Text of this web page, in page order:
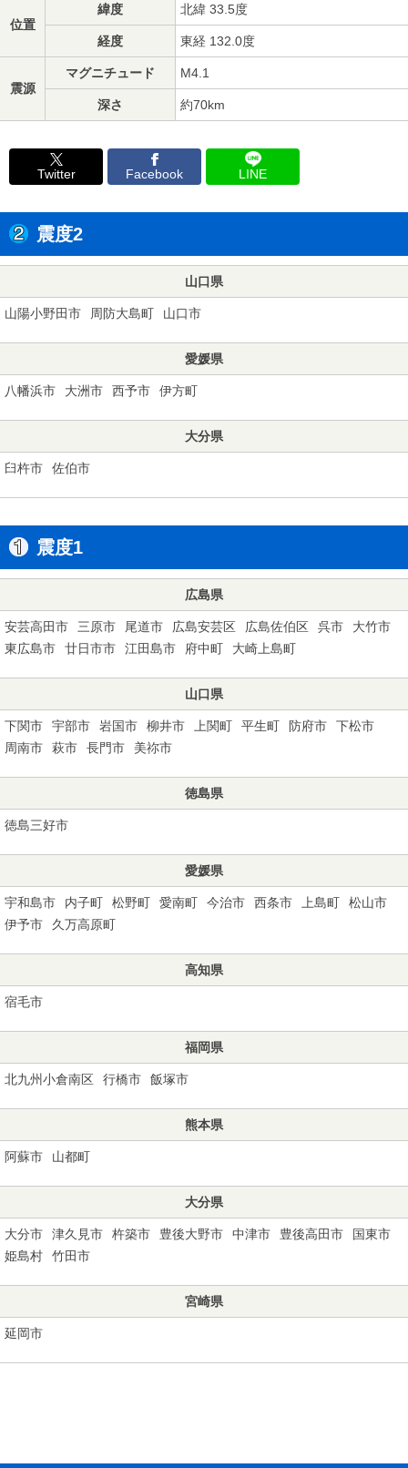
位置
緯度 北緯 33.5度
経度 東経 132.0度
震源
マグニチュード M4.1
深さ 約70km
Twitter Facebook LINE
震度2
山口県
山陽小野田市 周防大島町 山口市
愛媛県
八幡浜市 大洲市 西予市 伊方町
大分県
臼杵市 佐伯市
震度1
広島県
安芸高田市 三原市 尾道市 広島安芸区 広島佐伯区 呉市
大竹市
東広島市
廿日市市 江田島市 府中町 大崎上島町
山口県
下関市 宇部市 岩国市 柳井市 上関町 平生町 防府市
下松市
周南市
萩市 長門市 美祢市
徳島県
徳島三好市
愛媛県
宇和島市 内子町 松野町 愛南町 今治市 西条市 上島町
松山市
伊予市
久万高原町
高知県
宿毛市
福岡県
北九州小倉南区 行橋市 飯塚市
熊本県
阿蘇市 山都町
大分県
大分市 津久見市 杵築市 豊後大野市 中津市 豊後高田市
国東市
姫島村
竹田市
宮崎県
延岡市